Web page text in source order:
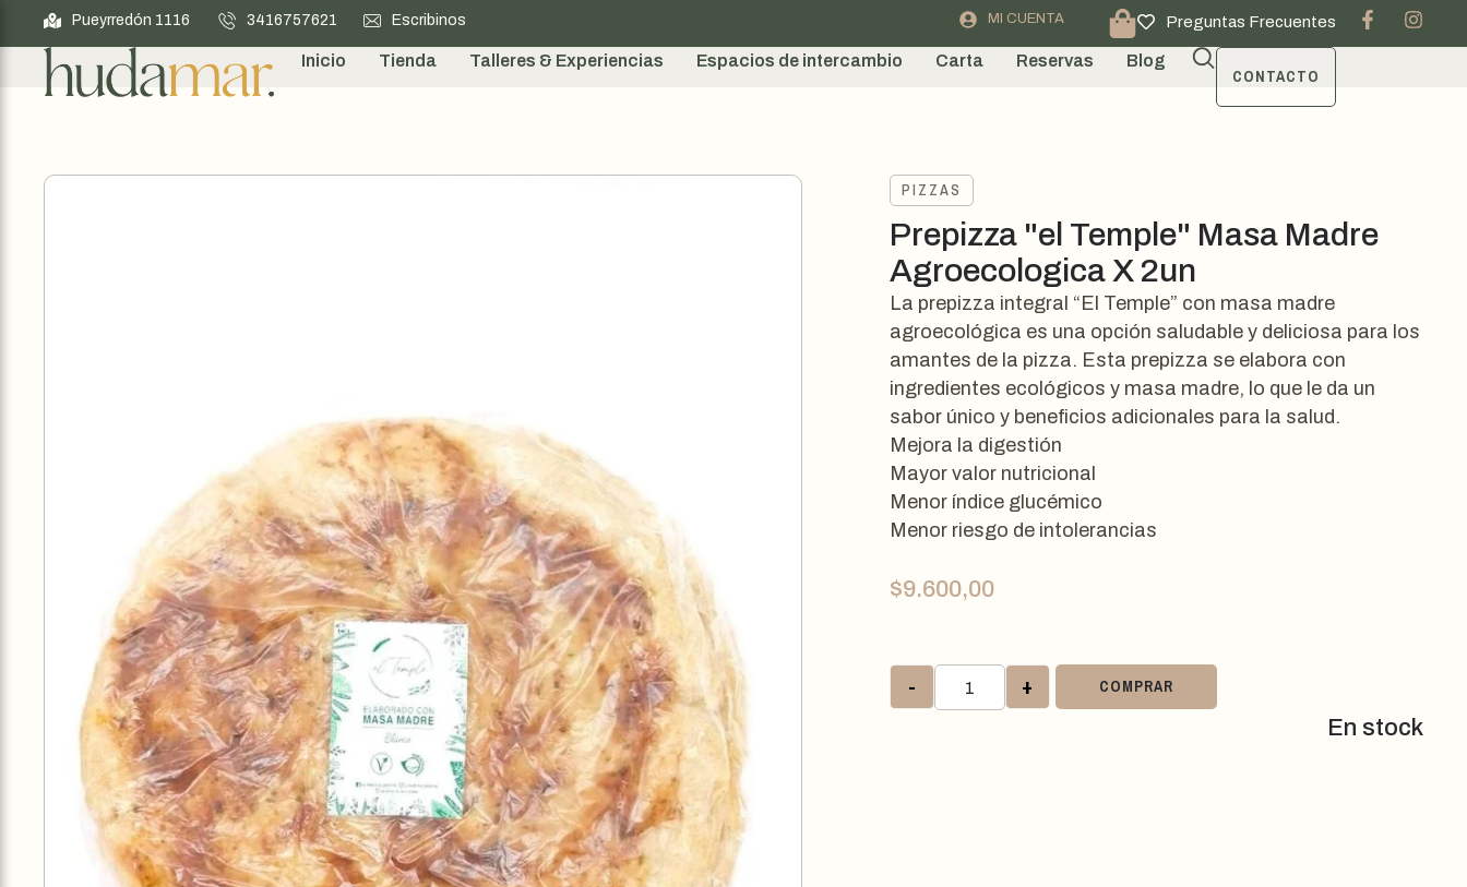
Pueyrredón 1116 3416757621 Escribinos MI CUENTA Preguntas Frecuentes
Inicio Tienda Talleres & Experiencias Espacios de intercambio Carta Reservas Blog
CONTACTO
PIZZAS
Prepizza "el Temple" Masa Madre
Agroecologica X 2un
La prepizza integral “El Temple” con masa madre
agroecológica es una opción saludable y deliciosa para los
amantes de la pizza. Esta prepizza se elabora con
ingredientes ecológicos y masa madre, lo que le da un
sabor único y beneficios adicionales para la salud.
Mejora la digestión
Mayor valor nutricional
Menor índice glucémico
Menor riesgo de intolerancias
$9.600,00
- + COMPRAR
En stock